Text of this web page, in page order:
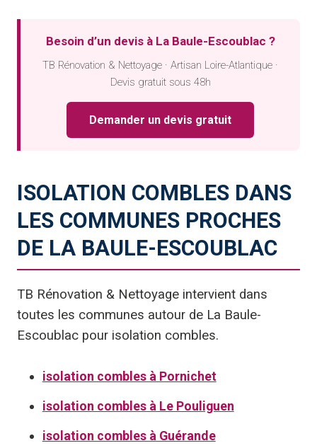
Besoin d’un devis à La Baule-Escoublac ?
TB Rénovation & Nettoyage · Artisan Loire-Atlantique ·
Devis gratuit sous 48h
Demander un devis gratuit
ISOLATION COMBLES DANS
LES COMMUNES PROCHES
DE LA BAULE-ESCOUBLAC
TB Rénovation & Nettoyage intervient dans
toutes les communes autour de La Baule-
Escoublac pour isolation combles.
isolation combles à Pornichet
isolation combles à Le Pouliguen
isolation combles à Guérande